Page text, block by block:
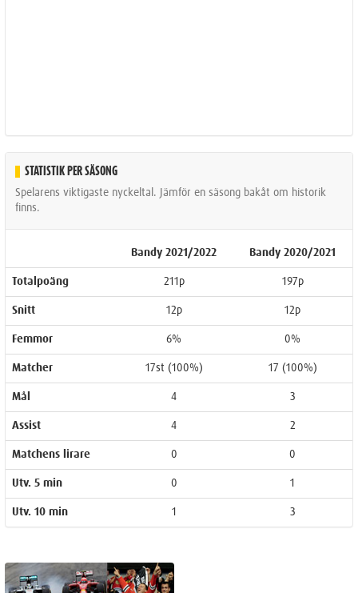
STATISTIK PER SÄSONG
Spelarens viktigaste nyckeltal. Jämför en säsong bakåt om historik
finns.
Bandy 2021/2022 Bandy 2020/2021
Totalpoäng 211p 197p
Snitt 12p 12p
Femmor 6% 0%
Matcher 17st (100%) 17 (100%)
Mål 4 3
Assist 4 2
Matchens lirare 0 0
Utv. 5 min 0 1
Utv. 10 min 1 3